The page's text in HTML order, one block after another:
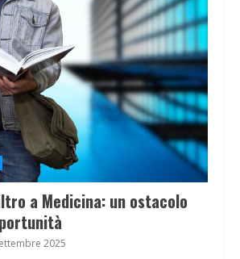
a Medicina: un ostacolo
2025